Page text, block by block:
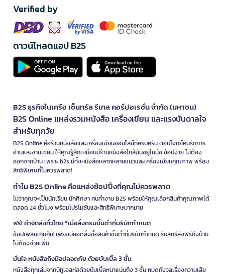
Verified by
ดาวน์โหลดแอป B2S
B2S ธุรกิจในเครือ เซ็นทรัล รีเทล คอร์ปอเรชั่น จำกัด (มหาชน)
B2S Online แหล่งรวมหนังสือ เครื่องเขียน และแรงบันดาลใจ
สำหรับทุกวัย
B2S Online คือร้านหนังสือและเครื่องเขียนออนไลน์ที่ครบครัน ตอบโจทย์คนรักการ
อ่านและงานเขียน ให้คุณรู้สึกเหมือนมีร้านหนังสือใกล้ฉันอยู่ในมือ ช้อปง่าย ไม่ต้อง
ออกจากบ้าน เพราะ b2s มีทั้งหนังสือหลากหลายแนวและเครื่องเขียนคุณภาพ พร้อม
สิทธิพิเศษที่ไม่ควรพลาด!
ทำไม B2S Online คือแหล่งช้อปปิ้งที่คุณไม่ควรพลาด
ไม่ว่าคุณจะเป็นนักเรียน นักศึกษา คนทำงาน B2S พร้อมให้คุณเลือกสินค้าคุณภาพได้
ตลอด 24 ชั่วโมง พร้อมโปรโมชั่นและสิทธิพิเศษมากมาย
ฟรี! ค่าจัดส่งทั่วไทย *เมื่อสั่งครบขั้นต่ำที่บริษัทกำหนด
ช้อปเพลินเกินคุ้ม! เพียงมียอดสั่งซื้อสินค้าขั้นต่ำที่บริษัทกำหนด รับสิทธิ์ส่งฟรีถึงบ้าน
ไม่ต้องจ่ายเพิ่ม
มั่นใจ หนังสือถึงมือปลอดภัย ด้วยบับเบิ้ล 3 ชั้น
หนังสือทุกเล่มจากบีทูเอสห่อด้วยบับเบิ้ลหนาแน่นถึง 3 ชั้น หมดกังวลเรื่องความเสีย